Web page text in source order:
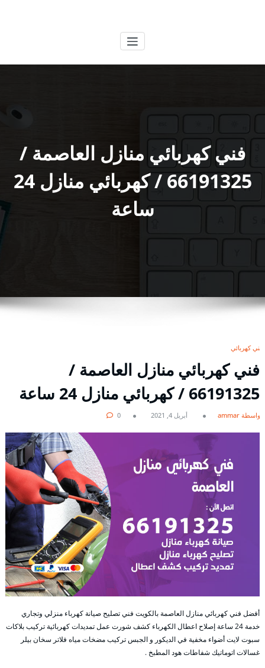
فني كهربائي منازل العاصمة /
66191325 / كهربائي منازل 24
ساعة
فني كهربائي
فني كهربائي منازل العاصمة /
66191325 / كهربائي منازل 24 ساعة
بواسطة ammar أبريل 4, 2021 0
أفضل فني كهربائي منازل العاصمة بالكويت فني تصليح صيانة كهرباء منزلي وتجاري
خدمة 24 ساعة إصلاح اعطال الكهرباء كشف شورت عمل تمديدات كهربائية تركيب بلاكات
سبوت لايت أضواء مخفية في الديكور و الجبس تركيب مضخات مياه فلاتر سخان بيلر
غسالات اتوماتيك شفاطات هود المطبخ .